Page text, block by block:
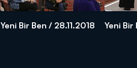
Yeni Bir Ben / 28.11.2018 Yeni